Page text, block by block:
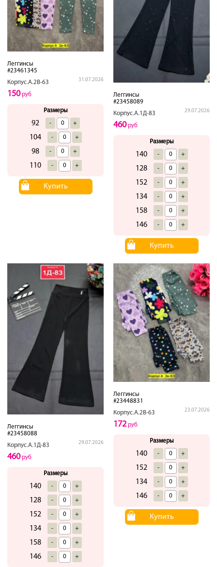
Леггинсы
#23461345
Корпус.А.2В-63
31.07.2026
150руб
Размеры
92 - +
104 - +
98 - +
110 - +
Купить
Леггинсы
#23458089
Корпус.А.1Д-83
29.07.2026
460руб
Размеры
140 - +
128 - +
152 - +
134 - +
158 - +
146 - +
Купить
Леггинсы
#23458088
Корпус.А.1Д-83
29.07.2026
460руб
Размеры
140 - +
128 - +
152 - +
134 - +
158 - +
146 - +
Леггинсы
#23448831
Корпус.А.2В-63
23.07.2026
172руб
Размеры
140 - +
152 - +
134 - +
146 - +
Купить